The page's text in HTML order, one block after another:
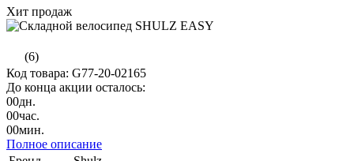
Хит продаж
(6)
Код товара: G77-20-02165
До конца акции осталось:
00дн.
00час.
00мин.
Полное описание